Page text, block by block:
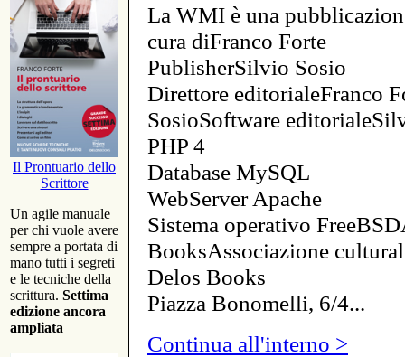
Il Prontuario dello
Scrittore
Un agile manuale
per chi vuole avere
sempre a portata di
mano tutti i segreti
e le tecniche della
scrittura. Settima
edizione ancora
ampliata
La WMI è una
cura diFranco Forte
PublisherSilvio Sosio
Direttore editorialeFranco
SosioSoftware
PHP 4
Database MySQL
WebServer Apache
Sistema operativo
BooksAssociazione
Delos Books
Piazza Bonomelli, 6/4...
Continua all'interno >